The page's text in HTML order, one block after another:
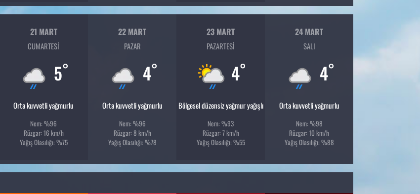
21 MART
CUMARTESI
5°
Orta kuvvetli yağmurlu
Nem: %96
Rüzgar: 16 km/h
Yağış Olasılığı: %75
22 MART
PAZAR
4°
Orta kuvvetli yağmurlu
Nem: %96
Rüzgar: 8 km/h
Yağış Olasılığı: %78
23 MART
PAZARTESI
4°
Bölgesel düzensiz yağmur yağışlı
Nem: %93
Rüzgar: 7 km/h
Yağış Olasılığı: %55
24 MART
SALI
4°
Orta kuvvetli yağmurlu
Nem: %98
Rüzgar: 10 km/h
Yağış Olasılığı: %88